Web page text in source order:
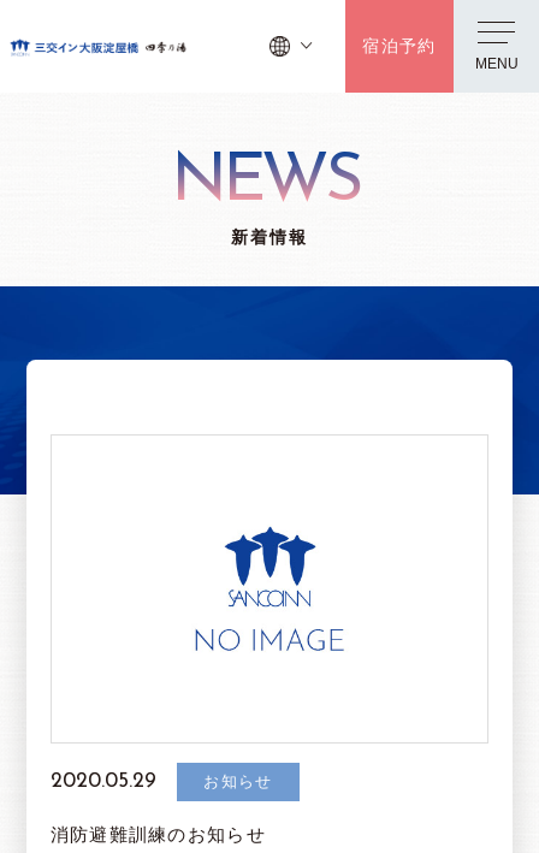
宿泊予約
MENU
NEWS
新着情報
2020.05.29 お知らせ
消防避難訓練のお知らせ